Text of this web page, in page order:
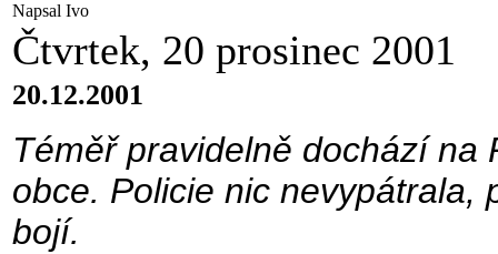
Napsal Ivo
Čtvrtek, 20 prosinec 2001
20.12.2001
Téměř pravidelně dochází na
obce. Policie nic nevypátrala,
bojí.